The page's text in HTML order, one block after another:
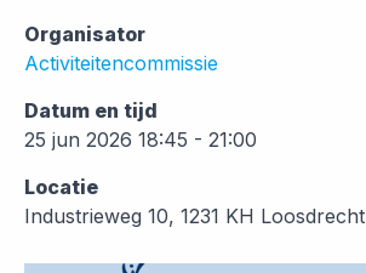
Organisator
Activiteitencommissie
Datum en tijd
25 jun 2026 18:45 - 21:00
Locatie
Industrieweg 10, 1231 KH Loosdrecht